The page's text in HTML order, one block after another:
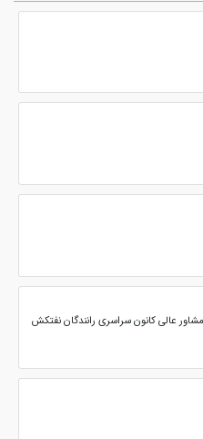
عالی کانون سراسری رانندگان نفتکش